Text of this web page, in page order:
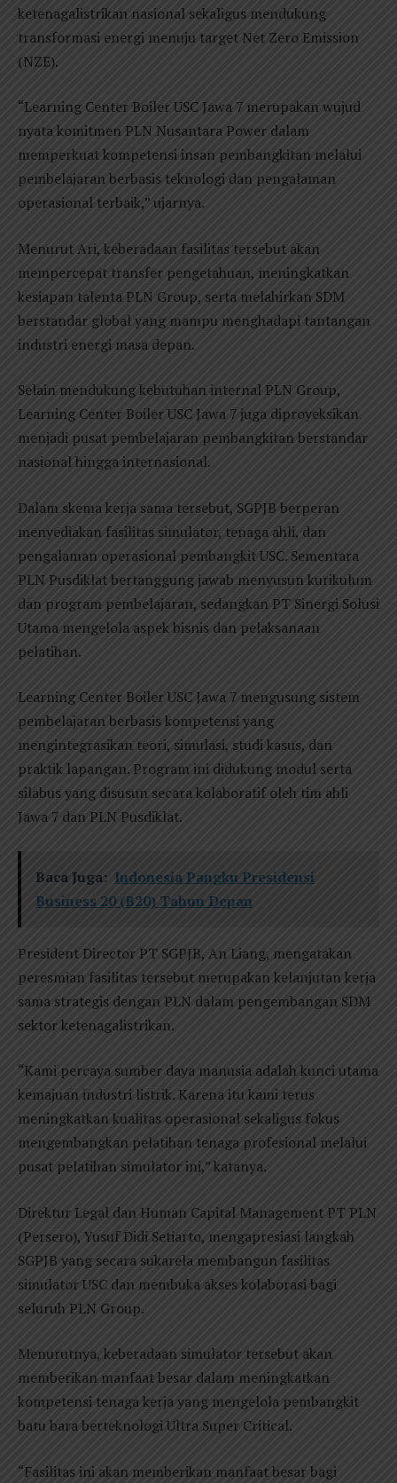
ketenagalistrikan nasional sekaligus mendukung
transformasi energi menuju target Net Zero Emission
(NZE).
“Learning Center Boiler USC Jawa 7 merupakan wujud
nyata komitmen PLN Nusantara Power dalam
memperkuat kompetensi insan pembangkitan melalui
pembelajaran berbasis teknologi dan pengalaman
operasional terbaik,” ujarnya.
Menurut Ari, keberadaan fasilitas tersebut akan
mempercepat transfer pengetahuan, meningkatkan
kesiapan talenta PLN Group, serta melahirkan SDM
berstandar global yang mampu menghadapi tantangan
industri energi masa depan.
Selain mendukung kebutuhan internal PLN Group,
Learning Center Boiler USC Jawa 7 juga diproyeksikan
menjadi pusat pembelajaran pembangkitan berstandar
nasional hingga internasional.
Dalam skema kerja sama tersebut, SGPJB berperan
menyediakan fasilitas simulator, tenaga ahli, dan
pengalaman operasional pembangkit USC. Sementara
PLN Pusdiklat bertanggung jawab menyusun kurikulum
dan program pembelajaran, sedangkan PT Sinergi Solusi
Utama mengelola aspek bisnis dan pelaksanaan
pelatihan.
Learning Center Boiler USC Jawa 7 mengusung sistem
pembelajaran berbasis kompetensi yang
mengintegrasikan teori, simulasi, studi kasus, dan
praktik lapangan. Program ini didukung modul serta
silabus yang disusun secara kolaboratif oleh tim ahli
Jawa 7 dan PLN Pusdiklat.
Baca Juga: Indonesia Pangku Presidensi
Business 20 (B20) Tahun Depan
President Director PT SGPJB, An Liang, mengatakan
peresmian fasilitas tersebut merupakan kelanjutan kerja
sama strategis dengan PLN dalam pengembangan SDM
sektor ketenagalistrikan.
“Kami percaya sumber daya manusia adalah kunci utama
kemajuan industri listrik. Karena itu kami terus
meningkatkan kualitas operasional sekaligus fokus
mengembangkan pelatihan tenaga profesional melalui
pusat pelatihan simulator ini,” katanya.
Direktur Legal dan Human Capital Management PT PLN
(Persero), Yusuf Didi Setiarto, mengapresiasi langkah
SGPJB yang secara sukarela membangun fasilitas
simulator USC dan membuka akses kolaborasi bagi
seluruh PLN Group.
Menurutnya, keberadaan simulator tersebut akan
memberikan manfaat besar dalam meningkatkan
kompetensi tenaga kerja yang mengelola pembangkit
batu bara berteknologi Ultra Super Critical.
“Fasilitas ini akan memberikan manfaat besar bagi